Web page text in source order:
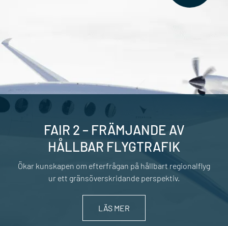
FAIR 2 – FRÄMJANDE AV
HÅLLBAR FLYGTRAFIK
Ökar kunskapen om efterfrågan på hållbart regionalflyg
ur ett gränsöverskridande perspektiv.
LÄS MER